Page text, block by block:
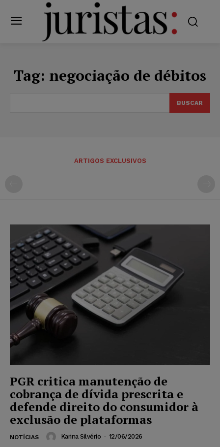
Tag: negociação de débitos
BUSCAR
ARTIGOS EXCLUSIVOS
PGR critica manutenção de
cobrança de dívida prescrita e
defende direito do consumidor à
exclusão de plataformas
NOTÍCIAS Karina Silvério - 12/06/2026